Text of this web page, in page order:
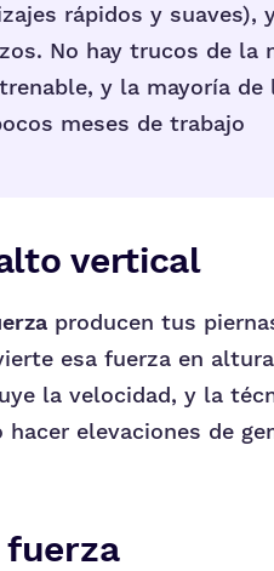
rápidos y suaves),
No hay trucos de la
y la mayoría de
meses de trabajo
vertical
producen tus
esa fuerza en
la velocidad, y la
elevaciones de
fuerza